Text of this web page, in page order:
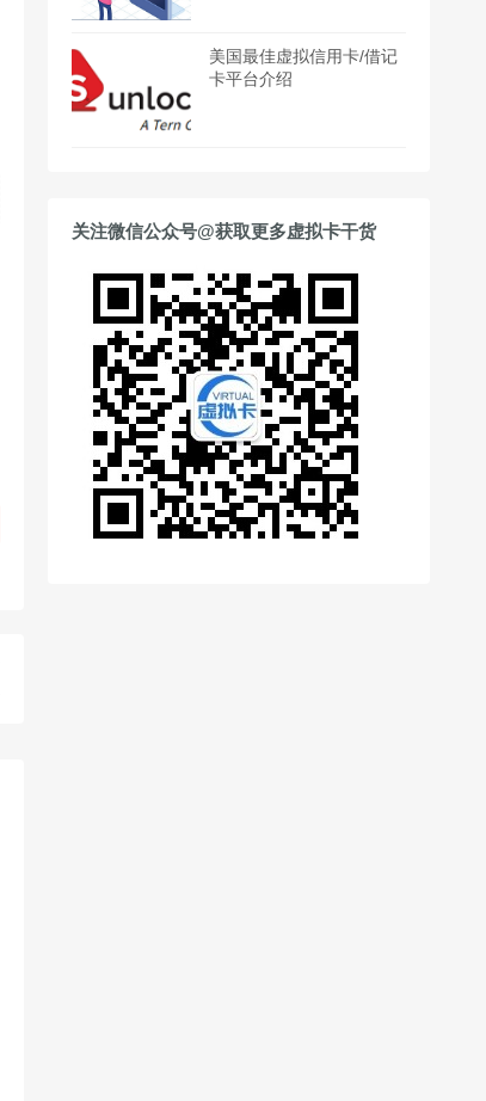
美国最佳虚拟信用卡/借记
卡平台介绍
关注微信公众号@获取更多虚拟卡干货